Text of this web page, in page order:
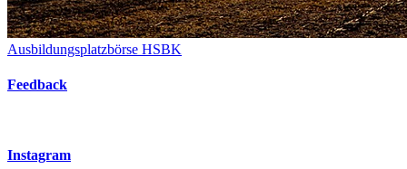
Ausbildungsplatzbörse HSBK
Feedback
Instagram